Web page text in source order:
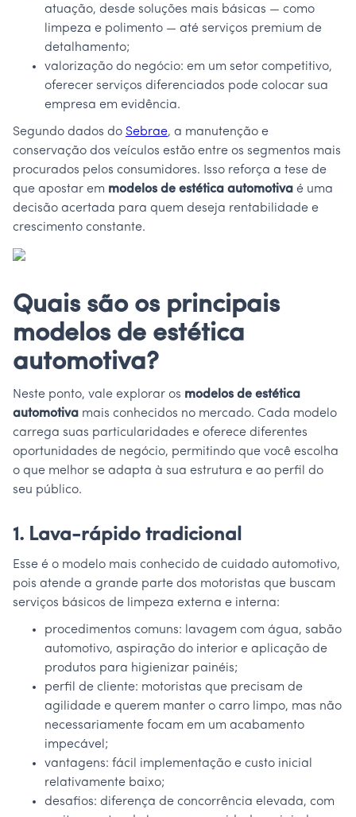
atuação, desde soluções mais básicas — como
limpeza e polimento — até serviços premium de
detalhamento;
valorização do negócio: em um setor competitivo,
oferecer serviços diferenciados pode colocar sua
empresa em evidência.
Segundo dados do Sebrae, a manutenção e
conservação dos veículos estão entre os segmentos mais
procurados pelos consumidores. Isso reforça a tese de
que apostar em modelos de estética automotiva é uma
decisão acertada para quem deseja rentabilidade e
crescimento constante.
Quais são os principais
modelos de estética
automotiva?
Neste ponto, vale explorar os modelos de estética
automotiva mais conhecidos no mercado. Cada modelo
carrega suas particularidades e oferece diferentes
oportunidades de negócio, permitindo que você escolha
o que melhor se adapta à sua estrutura e ao perfil do
seu público.
1. Lava-rápido tradicional
Esse é o modelo mais conhecido de cuidado automotivo,
pois atende a grande parte dos motoristas que buscam
serviços básicos de limpeza externa e interna:
procedimentos comuns: lavagem com água, sabão
automotivo, aspiração do interior e aplicação de
produtos para higienizar painéis;
perfil de cliente: motoristas que precisam de
agilidade e querem manter o carro limpo, mas não
necessariamente focam em um acabamento
impecável;
vantagens: fácil implementação e custo inicial
relativamente baixo;
desafios: diferença de concorrência elevada, com